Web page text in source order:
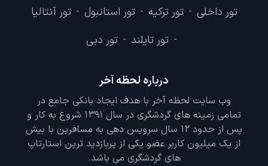
تور داخلی - تور ترکیه - تور استانبول - تور آنتالیا
- تور تایلند - تور دبی
درباره لحظه آخر
وب سایت لحظه آخر با هدف ایجاد بانکی جامع در
تمامی زمینه های گردشگری در سال 1391 شروع به کار و
پس از حدود 12 سال سرویس دهی به مسافرین با بیش
از یک میلیون کاربر عضو یکی از پربازدید ترین استارتاپ
های گردشگری می باشد.